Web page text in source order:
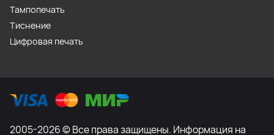
Тампопечать
Тиснение
Цифровая печать
2005-2026 © Все права защищены. Информация на